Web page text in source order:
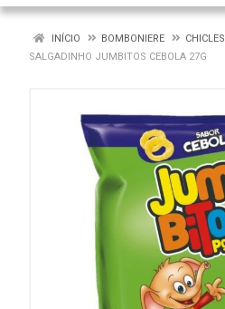
INÍCIO BOMBONIERE
CHICLES
SALGADINHO JUMBITOS CEBOLA 27G